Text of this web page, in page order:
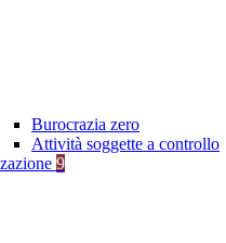
Burocrazia zero
Attività soggette a controllo
9